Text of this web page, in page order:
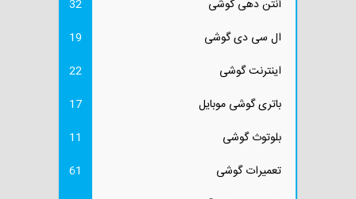
آنتن دهی گوشی
32
ال سی دی گوشی
19
اینترنت گوشی
22
باتری گوشی موبایل
17
بلوتوث گوشی
11
تعمیرات گوشی
61